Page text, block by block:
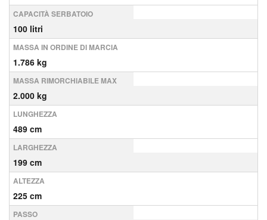
CAPACITÀ SERBATOIO
100 litri
MASSA IN ORDINE DI MARCIA
1.786 kg
MASSA RIMORCHIABILE MAX
2.000 kg
LUNGHEZZA
489 cm
LARGHEZZA
199 cm
ALTEZZA
225 cm
PASSO